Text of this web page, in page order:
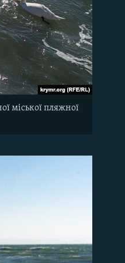
міської пляжної